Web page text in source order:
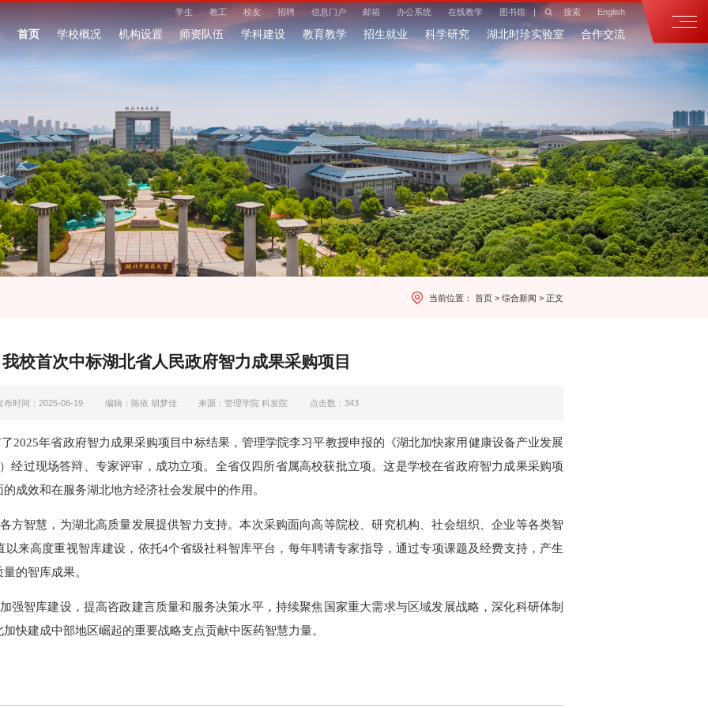
学生 教工 校友 招聘 信息门户 邮箱 办公系统 在线教学 图书馆 | 搜索 English
首页 学校概况 机构设置 师资队伍 学科建设 教育教学 招生就业 科学研究 湖北时珍实验室 合作交流
当前位置：首页 >综合新闻 >正文
我校首次中标湖北省人民政府智力成果采购项目
布时间：2025-06-19 编辑：陈依 胡梦佳 来源：管理学院 科发院 点击数：343
2025年省政府智力成果采购项目中标结果，管理学院李习平教授申报的《湖北加快家用健康设备产业发展
经过现场答辩、专家评审，成功立项。全省仅四所省属高校获批立项。这是学校在省政府智力成果采购项
成效和在服务湖北地方经济社会发展中的作用。
方智慧，为湖北高质量发展提供智力支持。本次采购面向高等院校、研究机构、社会组织、企业等各类智
来高度重视智库建设，依托4个省级社科智库平台，每年聘请专家指导，通过专项课题及经费支持，产生
的智库成果。
强智库建设，提高咨政建言质量和服务决策水平，持续聚焦国家重大需求与区域发展战略，深化科研体制
快建成中部地区崛起的重要战略支点贡献中医药智慧力量。